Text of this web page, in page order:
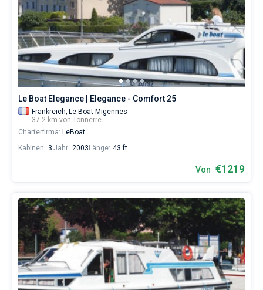
Le Boat Elegance | Elegance - Comfort 25
Frankreich, Le Boat Migennes
37.2 km von Tonnerre
Charterfirma: LeBoat
Kabinen: 3 Jahr: 2003 Länge: 43 ft
Von €1219